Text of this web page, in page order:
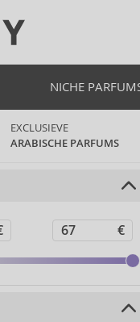
NICHE
EXCLUSIEVE
ARABISCHE PARFUMS